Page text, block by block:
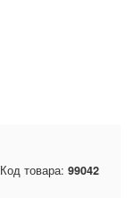
Код товара: 99042